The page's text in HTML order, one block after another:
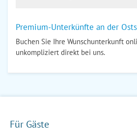
Premium-Unterkünfte an der
Buchen Sie Ihre Wunschunterkunft
unkompliziert direkt bei uns.
Für Gäste